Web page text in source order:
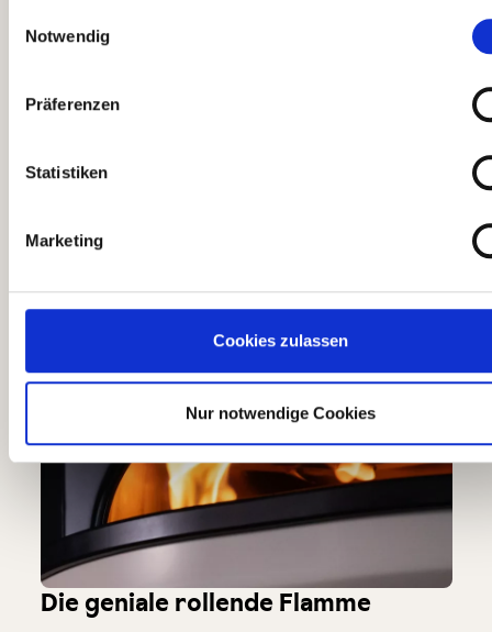
Notwendig
Präferenzen
Statistiken
Marketing
Cookies zulassen
Nur notwendige Cookies
Informationen zum
von Gozney
Die geniale rollende Flamme